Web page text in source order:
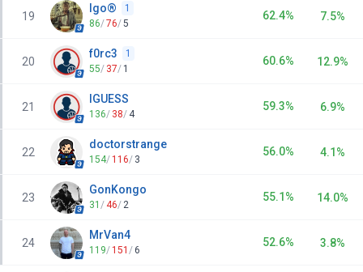
19
Igo® 1
62.4%
86/76/5
7.5%
20
f0rc3 1
60.6%
55/ 37/ 1
12.9%
21
IGUESS
59.3%
136/ 38/ 4
6.9%
22
doctorstrange
56.0%
154/ 116/ 3
4.1%
23
GonKongo
55.1%
31 / 46/ 2
14.0%
24
MrVan4
52.6%
119/ 151 / 6
3.8%